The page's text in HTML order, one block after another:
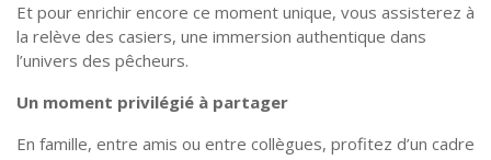
Et pour enrichir encore ce moment unique, vous assisterez à
la relève des casiers, une immersion authentique dans
l’univers des pêcheurs.
Un moment privilégié à partager
En famille, entre amis ou entre collègues, profitez d’un cadre